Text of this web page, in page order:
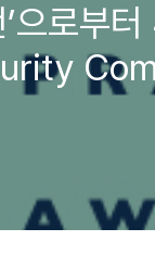
로부터